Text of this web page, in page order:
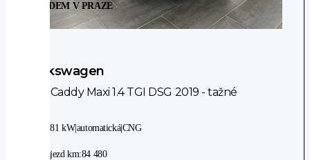
Volkswagen
VW Caddy Maxi 1.4 TGI DSG 2019 - tažné
|81 kW|automatická|CNG
Nájezd km:84 480
SKLADEM V PRAZE